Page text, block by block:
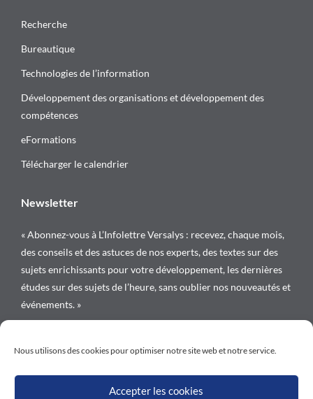
Nous utilisons des cookies pour optimiser notre site web et notre service.
Accepter les cookies
Recherche
Bureautique
Technologies de l’information
Développement des organisations et développement des
compétences
eFormations
Télécharger le calendrier
Newsletter
« Abonnez-vous à L’Infolettre Versalys : recevez, chaque mois,
des conseils et des astuces de nos experts, des textes sur des
sujets enrichissants pour votre développement, les dernières
études sur des sujets de l’heure, sans oublier nos nouveautés et
événements. »